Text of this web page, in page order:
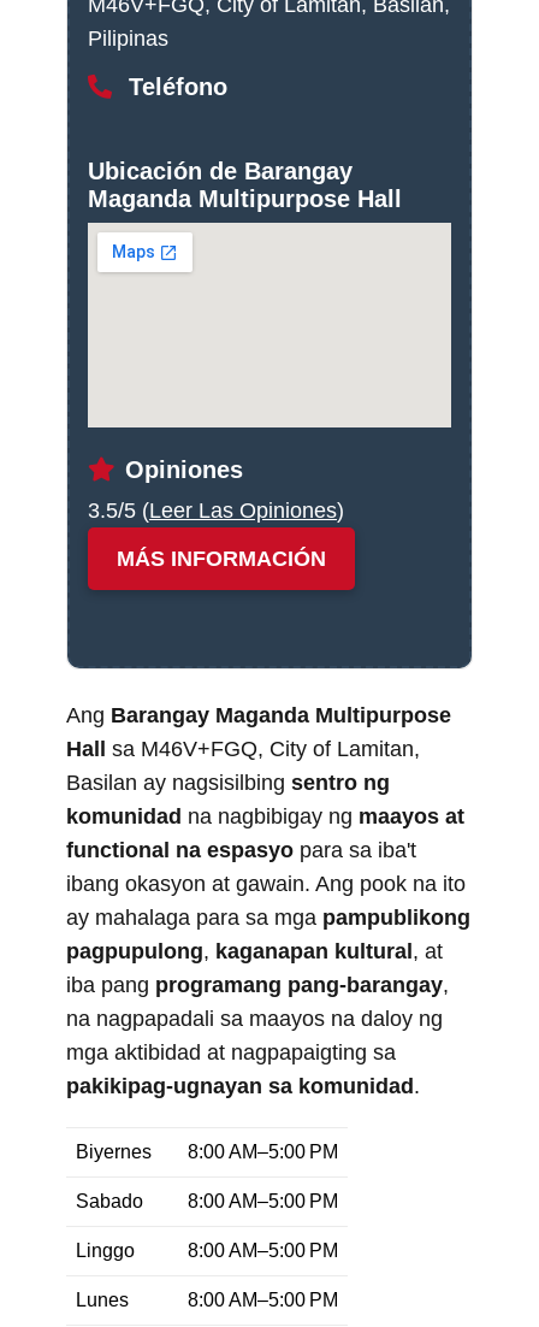
M46V+FGQ, City of Lamitan, Basilan,
Pilipinas
Teléfono
Ubicación de Barangay
Maganda Multipurpose Hall
Opiniones
3.5/5 (Leer Las Opiniones)
MÁS INFORMACIÓN
Ang Barangay Maganda Multipurpose
Hall sa M46V+FGQ, City of Lamitan,
Basilan ay nagsisilbing sentro ng
komunidad na nagbibigay ng maayos at
functional na espasyo para sa iba't
ibang okasyon at gawain. Ang pook na ito
ay mahalaga para sa mga pampublikong
pagpupulong, kaganapan kultural, at
iba pang programang pang-barangay,
na nagpapadali sa maayos na daloy ng
mga aktibidad at nagpapaigting sa
pakikipag-ugnayan sa komunidad.
Biyernes 8:00 AM–5:00 PM
Sabado 8:00 AM–5:00 PM
Linggo 8:00 AM–5:00 PM
Lunes 8:00 AM–5:00 PM